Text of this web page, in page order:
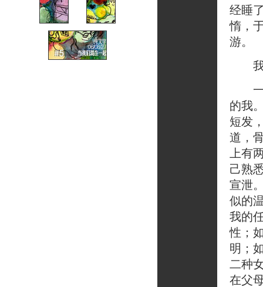
经睡
惰，
游。
我
一
的我
短发
道，
上有
己熟
宣泄
似的
我的
性；
明；
二种
在父